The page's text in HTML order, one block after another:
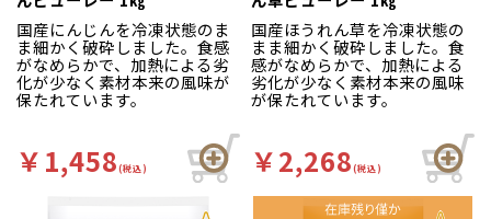
国産にんじんを冷凍状態のま
ま細かく破砕しました。食感
がなめらかで、加熱による劣
化が少なく素材本来の風味が
保たれています。
￥1,458(税込)
国産ほうれん草を冷凍状態の
まま細かく破砕しました。食
感がなめらかで、加熱による
劣化が少なく素材本来の風味
が保たれています。
￥2,268(税込)